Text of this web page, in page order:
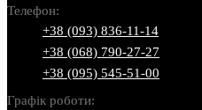
Телефон:
+38 (093) 836-11-14
+38 (068) 790-27-27
+38 (095) 545-51-00
Графік роботи: